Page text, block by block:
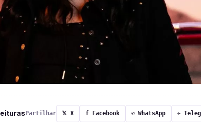
Partilhar 𝕏 X f Facebook ✆ WhatsApp ✈